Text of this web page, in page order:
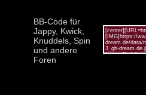
BB-Code für
Jappy, Kwick,
Knuddels, Spin
und andere
Foren